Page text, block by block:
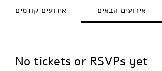
אירועים הבאים אירועים קודמים
No tickets or RSVPs yet